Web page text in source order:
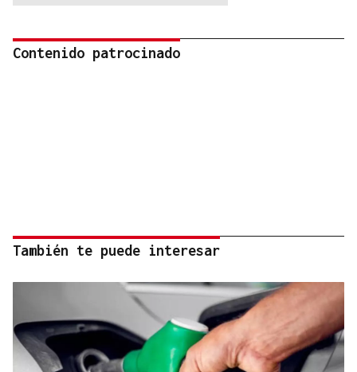
Contenido patrocinado
También te puede interesar